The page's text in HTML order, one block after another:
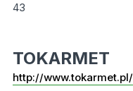
43
TOKARMET
http://www.tokarmet.pl/